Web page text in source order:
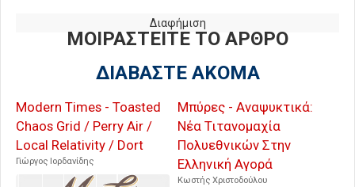
Διαφήμιση
ΜΟΙΡΑΣΤΕΙΤΕ ΤΟ ΑΡΘΡΟ
ΔΙΑΒΑΣΤΕ ΑΚΟΜΑ
Modern Times - Toasted
Chaos Grid / Perry Air /
Local Relativity / Dort
Γιώργος Ιορδανίδης
Μπύρες - Αναψυκτικά:
Νέα Τιτανομαχία
Πολυεθνικών Στην
Ελληνική Αγορά
Κωστής Χριστοδούλου